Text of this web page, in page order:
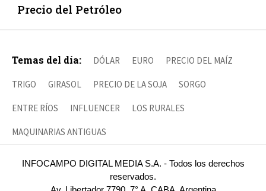
Precio del Petróleo
Temas del día: DÓLAR EURO PRECIO DEL MAÍZ
TRIGO GIRASOL PRECIO DE LA SOJA SORGO
ENTRE RÍOS INFLUENCER LOS RURALES
MAQUINARIAS ANTIGUAS
INFOCAMPO DIGITAL MEDIA S.A. - Todos los derechos
reservados.